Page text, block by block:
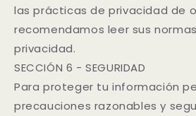
las prácticas de privacidad de
recomendamos leer sus
privacidad.
SECCIÓN 6 - SEGURIDAD
Para proteger tu información
precauciones razonables y